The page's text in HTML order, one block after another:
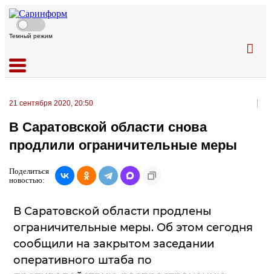
Темный режим
21 сентября 2020, 20:50
В Саратовской области снова
продлили ограничительные меры
Поделиться
новостью:
В Саратовской области продлены
ограничительные меры. Об этом сегодня
сообщили на закрытом заседании
оперативного штаба по